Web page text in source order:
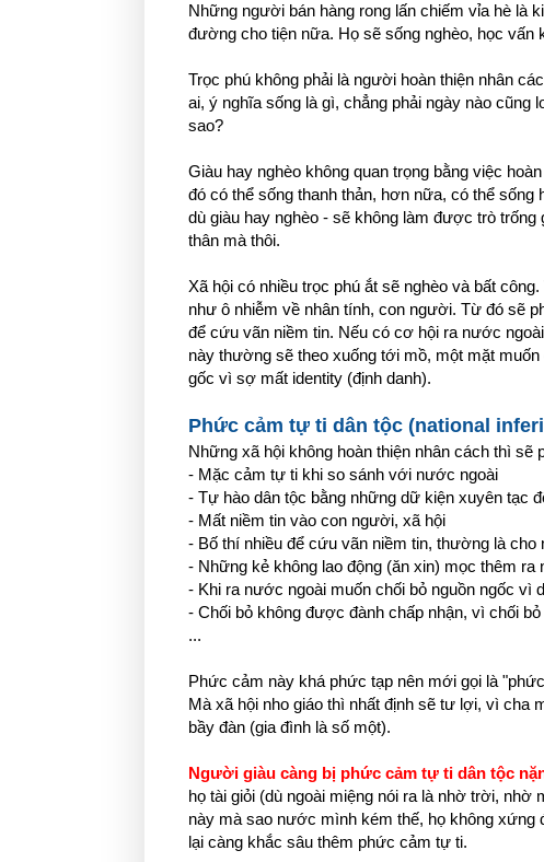
Những người bán hàng rong lấn chiếm vỉa hè là
đường cho tiện nữa. Họ sẽ sống nghèo, học vấn
Trọc phú không phải là người hoàn thiện nhân
ai, ý nghĩa sống là gì, chẳng phải ngày nào
sao?
Giàu hay nghèo không quan trọng bằng việc
đó có thể sống thanh thản, hơn nữa, có thể
dù giàu hay nghèo - sẽ không làm được trò
thân mà thôi.
Xã hội có nhiều trọc phú ắt sẽ nghèo và bất
như ô nhiễm về nhân tính, con người. Từ đó sẽ
để cứu vãn niềm tin. Nếu có cơ hội ra nước
này thường sẽ theo xuống tới mồ, một mặt
gốc vì sợ mất identity (định danh).
Phức cảm tự ti dân tộc (national
Những xã hội không hoàn thiện nhân cách thì sẽ
- Mặc cảm tự ti khi so sánh với nước ngoài
- Tự hào dân tộc bằng những dữ kiện xuyên tạc
- Mất niềm tin vào con người, xã hội
- Bố thí nhiều để cứu vãn niềm tin, thường là cho
- Những kẻ không lao động (ăn xin) mọc thêm
- Khi ra nước ngoài muốn chối bỏ nguồn ngốc vì
- Chối bỏ không được đành chấp nhận, vì chối
...
Phức cảm này khá phức tạp nên mới gọi là
Mà xã hội nho giáo thì nhất định sẽ tư lợi, vì cha
bầy đàn (gia đình là số một).
Người giàu càng bị phức cảm tự ti dân tộc
họ tài giỏi (dù ngoài miệng nói ra là nhờ trời,
này mà sao nước mình kém thế, họ không
lại càng khắc sâu thêm phức cảm tự ti.